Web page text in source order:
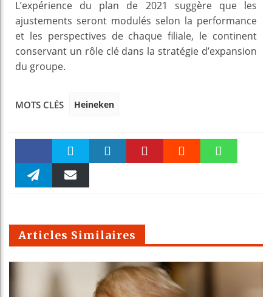
L’expérience du plan de 2021 suggère que les
ajustements seront modulés selon la performance
et les perspectives de chaque filiale, le continent
conservant un rôle clé dans la stratégie d’expansion
du groupe.
MOTS CLÉS Heineken
Faceboo Twitter
m
Articles Similaires